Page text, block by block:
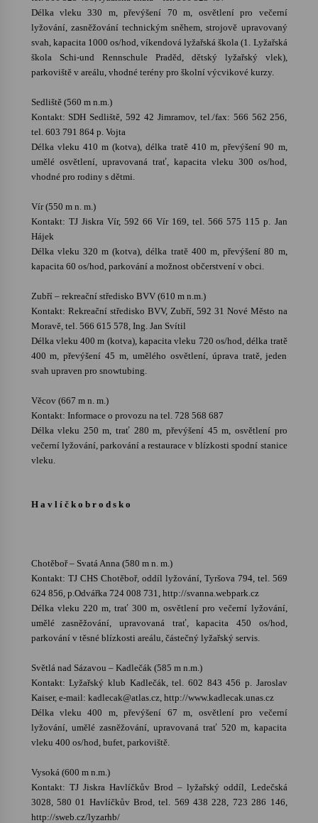
Délka vleku 330 m, převýšení 70 m, osvětlení pro večerní
lyžování, zasněžování technickým sněhem, strojově upravovaný
svah, kapacita 1000 os/hod, víkendová lyžařská škola (1. Lyžařská
škola Schi-und Rennschule Praděd, dětský lyžařský vlek),
parkoviště v areálu, vhodné terény pro školní výcvikové kurzy.
Sedliště (560 m n.m.)
Kontakt: SDH Sedliště, 592 42 Jimramov, tel./fax: 566 562 256,
tel. 603 791 864 p. Vojta
Délka vleku 410 m (kotva), délka tratě 410 m, převýšení 90 m,
umělé osvětlení, upravovaná trať, kapacita vleku 300 os/hod,
vhodné pro rodiny s dětmi.
Vír (550 m n. m.)
Kontakt: TJ Jiskra Vír, 592 66 Vír 169, tel. 566 575 115 p. Jan
Hájek
Délka vleku 320 m (kotva), délka tratě 400 m, převýšení 80 m,
kapacita 60 os/hod, parkování a možnost občerstvení v obci.
Zubří – rekreační středisko BVV (610 m n.m.)
Kontakt: Rekreační středisko BVV, Zubří, 592 31 Nové Město na
Moravě, tel. 566 615 578, Ing. Jan Svítil
Délka vleku 400 m (kotva), kapacita vleku 720 os/hod, délka tratě
400 m, převýšení 45 m, umělého osvětlení, úprava tratě, jeden
svah upraven pro snowtubing.
Věcov (667 m n. m.)
Kontakt: Informace o provozu na tel. 728 568 687
Délka vleku 250 m, trať 280 m, převýšení 45 m, osvětlení pro
večerní lyžování, parkování a restaurace v blízkosti spodní stanice
vleku.
H a v l í č k o b r o d s k o
Chotěboř – Svatá Anna (580 m n. m.)
Kontakt: TJ CHS Chotěboř, oddíl lyžování, Tyršova 794, tel. 569
624 856, p.Odvářka 724 008 731, http://svanna.webpark.cz
Délka vleku 220 m, trať 300 m, osvětlení pro večerní lyžování,
umělé zasněžování, upravovaná trať, kapacita 450 os/hod,
parkování v těsné blízkosti areálu, částečný lyžařský servis.
Světlá nad Sázavou – Kadlečák (585 m n.m.)
Kontakt: Lyžařský klub Kadlečák, tel. 602 843 456 p. Jaroslav
Kaiser, e-mail: kadlecak@atlas.cz, http://www.kadlecak.unas.cz
Délka vleku 400 m, převýšení 67 m, osvětlení pro večerní
lyžování, umělé zasněžování, upravovaná trať 520 m, kapacita
vleku 400 os/hod, bufet, parkoviště.
Vysoká (600 m n.m.)
Kontakt: TJ Jiskra Havlíčkův Brod – lyžařský oddíl, Ledečská
3028, 580 01 Havlíčkův Brod, tel. 569 438 228, 723 286 146,
http://sweb.cz/lyzarhb/